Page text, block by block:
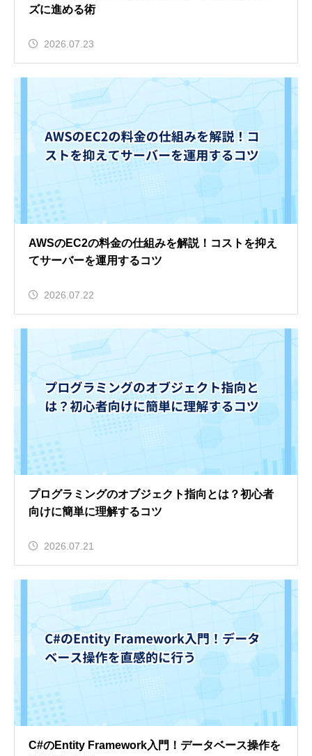
ズに進める術
2026.07.23
AWSのEC2の料金の仕組みを解説！コストを抑え
てサーバーを運用するコツ
2026.07.22
プログラミングのオブジェクト指向とは？初心者
向けに簡単に理解するコツ
2026.07.21
C#のEntity Framework入門！データベース操作を